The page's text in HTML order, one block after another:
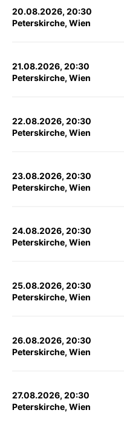
20.08.2026, 20:30
Peterskirche, Wien
21.08.2026, 20:30
Peterskirche, Wien
22.08.2026, 20:30
Peterskirche, Wien
23.08.2026, 20:30
Peterskirche, Wien
24.08.2026, 20:30
Peterskirche, Wien
25.08.2026, 20:30
Peterskirche, Wien
26.08.2026, 20:30
Peterskirche, Wien
27.08.2026, 20:30
Peterskirche, Wien